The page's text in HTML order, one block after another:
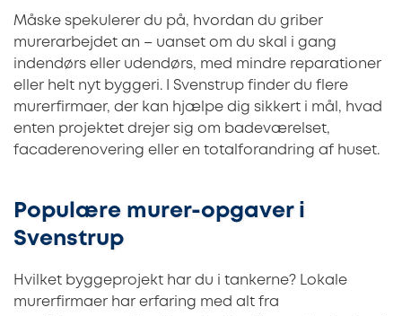
Måske spekulerer du på, hvordan du griber
murerarbejdet an – uanset om du skal i gang
indendørs eller udendørs, med mindre reparationer
eller helt nyt byggeri. I Svenstrup finder du flere
murerfirmaer, der kan hjælpe dig sikkert i mål, hvad
enten projektet drejer sig om badeværelset,
facaderenovering eller en totalforandring af huset.
Populære murer-opgaver i
Svenstrup
Hvilket byggeprojekt har du i tankerne? Lokale
murerfirmaer har erfaring med alt fra